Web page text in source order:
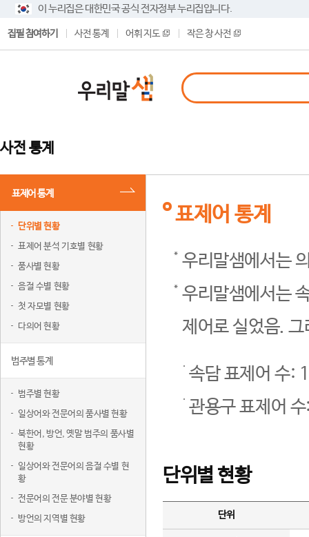
이 누리집은 대한민국 공식 전자정부 누리집입니다.
집필 참여하기 사전 통계 어휘 지도 작은 창 사전
사전 통계
표제어 통계
단위별 현황
표제어 분석 기호별 현황
품사별 현황
음절 수별 현황
첫 자모별 현황
다의어 현황
범주별 통계
범주별 현황
일상어와 전문어의 품사별 현황
북한어, 방언, 옛말 범주의 품사별
현황
일상어와 전문어의 음절 수별 현
황
전문어의 전문 분야별 현황
방언의 지역별 현황
표제어 통계
우리말샘에서는
우리말샘에서는
제어로 실었음.
속담 표제어 수:
관용구 표제어
단위별 현황
단위